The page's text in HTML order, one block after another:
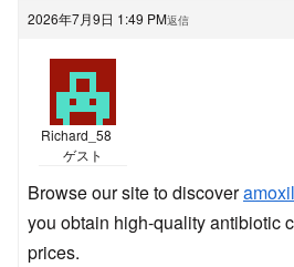
2026年7月9日 1:49 PM返信
Richard_58
ゲスト
Browse our site to discover
you obtain high-quality antibiotic
prices.